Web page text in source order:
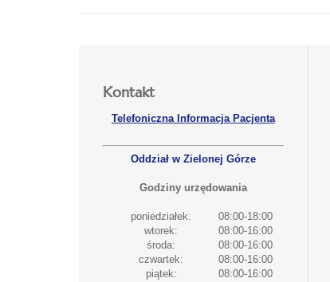
Kontakt
Telefoniczna Informacja Pacjenta
Oddział w Zielonej Górze
Godziny urzędowania
poniedziałek:
08:00-18:00
wtorek:
08:00-16:00
środa:
08:00-16:00
czwartek:
08:00-16:00
piątek:
08:00-16:00